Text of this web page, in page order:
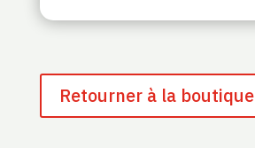
Retourner à la boutique